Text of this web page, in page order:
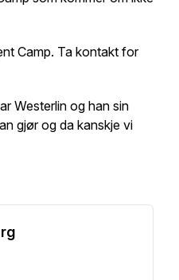
Camp. Ta kontakt for
Westerlin og han sin
gjør og da kanskje vi